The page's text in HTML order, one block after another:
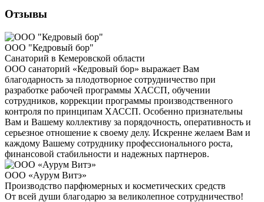
Отзывы
ООО "Кедровый бор"
Санаторий в Кемеровской области
ООО санаторий «Кедровый бор» выражает Вам
благодарность за плодотворное сотрудничество при
разработке рабочей программы ХАССП, обучении
сотрудников, коррекции программы производственного
контроля по принципам ХАССП. Особенно признательны
Вам и Вашему коллективу за порядочность, оперативность и
серьезное отношение к своему делу. Искренне желаем Вам и
каждому Вашему сотруднику профессионального роста,
финансовой стабильности и надежных партнеров.
ООО «Аурум Витэ»
Производство парфюмерных и косметических средств
От всей души благодарю за великолепное сотрудничество!